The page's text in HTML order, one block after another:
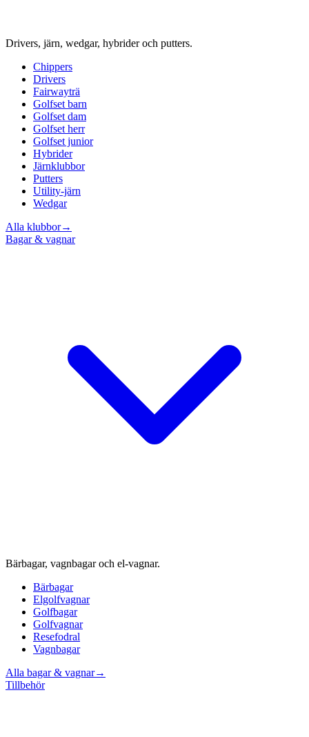
Drivers, järn, wedgar, hybrider och putters.
Chippers
Drivers
Fairwayträ
Golfset barn
Golfset dam
Golfset herr
Golfset junior
Hybrider
Järnklubbor
Putters
Utility-järn
Wedgar
Alla klubbor→
Bagar & vagnar
Bärbagar, vagnbagar och el-vagnar.
Bärbagar
Elgolfvagnar
Golfbagar
Golfvagnar
Resefodral
Vagnbagar
Alla bagar & vagnar→
Tillbehör